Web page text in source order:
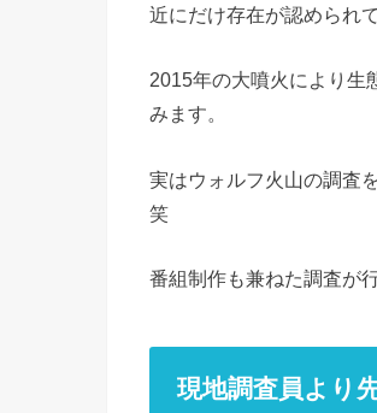
近にだけ存在が認められ
2015年の大噴火により生
みます。
実はウォルフ火山の調査
笑
番組制作も兼ねた調査が
現地調査員より